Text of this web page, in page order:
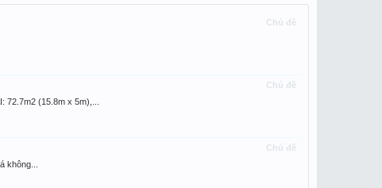
Chủ đề
Chủ đề
(15.8m x 5m),...
Chủ đề
không...